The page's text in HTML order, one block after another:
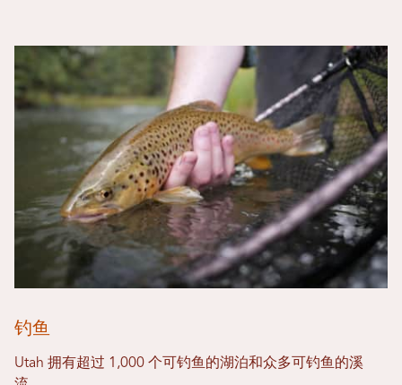
钓鱼
Utah 拥有超过 1,000 个可钓鱼的湖泊和众多可钓鱼的溪